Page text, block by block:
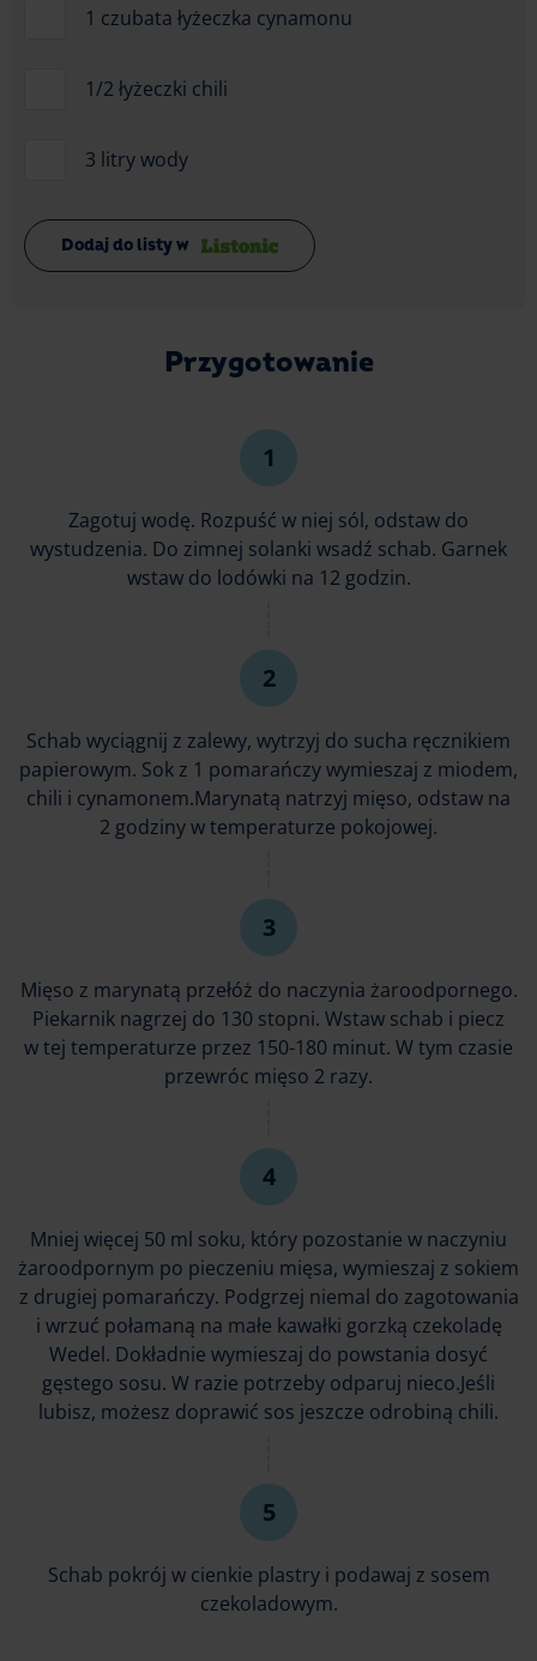
1 czubata łyżeczka cynamonu
1/2 łyżeczki chili
3 litry wody
Dodaj do listy w
Przygotowanie
Zagotuj wodę. Rozpuść w niej sól, odstaw do
wystudzenia. Do zimnej solanki wsadź schab. Garnek
wstaw do lodówki na 12 godzin.
Schab wyciągnij z zalewy, wytrzyj do sucha ręcznikiem
papierowym. Sok z 1 pomarańczy wymieszaj z miodem,
chili i cynamonem.Marynatą natrzyj mięso, odstaw na
2 godziny w temperaturze pokojowej.
Mięso z marynatą przełóż do naczynia żaroodpornego.
Piekarnik nagrzej do 130 stopni. Wstaw schab i piecz
w tej temperaturze przez 150-180 minut. W tym czasie
przewróc mięso 2 razy.
Mniej więcej 50 ml soku, który pozostanie w naczyniu
żaroodpornym po pieczeniu mięsa, wymieszaj z sokiem
z drugiej pomarańczy. Podgrzej niemal do zagotowania
i wrzuć połamaną na małe kawałki gorzką czekoladę
Wedel. Dokładnie wymieszaj do powstania dosyć
gęstego sosu. W razie potrzeby odparuj nieco.Jeśli
lubisz, możesz doprawić sos jeszcze odrobiną chili.
Schab pokrój w cienkie plastry i podawaj z sosem
czekoladowym.